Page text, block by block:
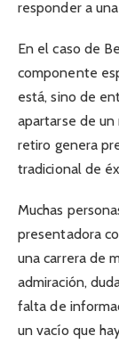
responder a
En el caso de
componente
está, sino de
apartarse de un
retiro genera
tradicional de
Muchas
presentadora
una carrera de
admiración,
falta de
un vacío que